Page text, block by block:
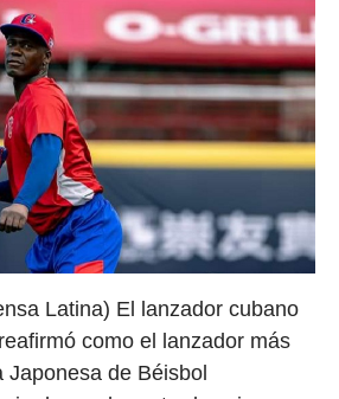
Latina) El lanzador cubano
como el lanzador más
Japonesa de Béisbol